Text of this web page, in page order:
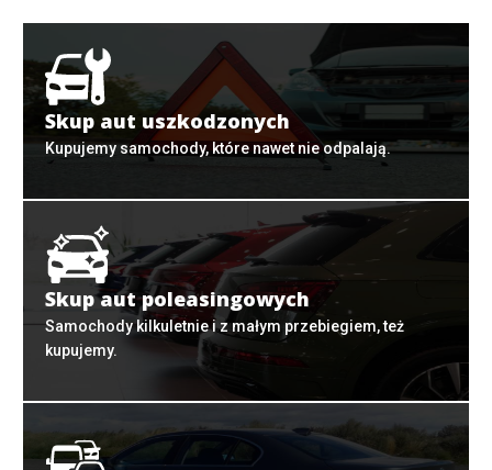
Skup aut uszkodzonych
Kupujemy samochody, które nawet nie odpalają.
Skup aut poleasingowych
Samochody kilkuletnie i z małym przebiegiem, też
kupujemy.